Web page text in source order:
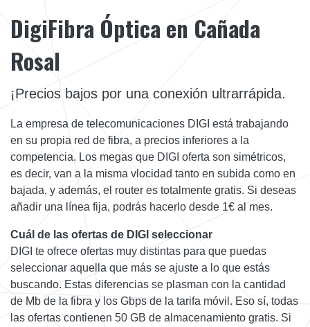
DigiFibra Óptica en Cañada
Rosal
¡Precios bajos por una conexión ultrarrápida.
La empresa de telecomunicaciones DIGI está trabajando
en su propia red de fibra, a precios inferiores a la
competencia. Los megas que DIGI oferta son simétricos,
es decir, van a la misma vlocidad tanto en subida como en
bajada, y además, el router es totalmente gratis. Si deseas
añadir una línea fija, podrás hacerlo desde 1€ al mes.
Cuál de las ofertas de DIGI seleccionar
DIGI te ofrece ofertas muy distintas para que puedas
seleccionar aquella que más se ajuste a lo que estás
buscando. Estas diferencias se plasman con la cantidad
de Mb de la fibra y los Gbps de la tarifa móvil. Eso sí, todas
las ofertas contienen 50 GB de almacenamiento gratis. Si